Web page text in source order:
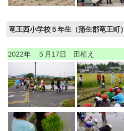
竜王西小学校５年生（蒲生郡竜王町）
2022年 ５月17日 田植え